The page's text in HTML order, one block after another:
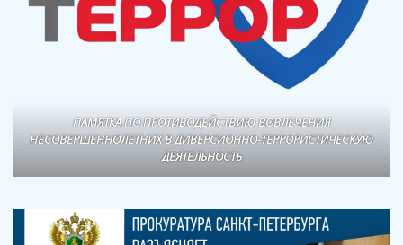
ПАМЯТКА ПО ПРОТИВОДЕЙСТВИЮ ВОВЛЕЧЕНИЯ
НЕСОВЕРШЕННОЛЕТНИХ В ДИВЕРСИОННО-ТЕРРОРИСТИЧЕСКУЮ
ДЕЯТЕЛЬНОСТЬ